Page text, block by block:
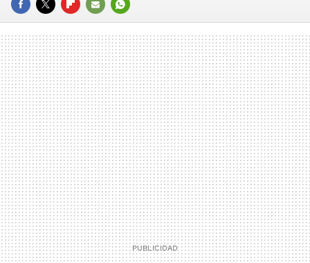
FACEBOOK
TWITTERFLIPBOARD
E-
MAIL
WHATSAPP